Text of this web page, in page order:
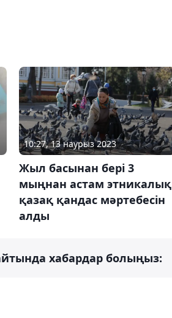
10:27, 13 наурыз 2023
Жыл басынан бері 3
мыңнан астам этникалық
қазақ қандас мәртебесін
алды
хабардар болыңыз: